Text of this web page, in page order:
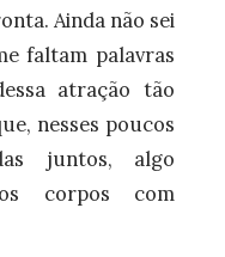
Ainda não sei
faltam palavras
atração tão
nesses poucos
juntos, algo
corpos com